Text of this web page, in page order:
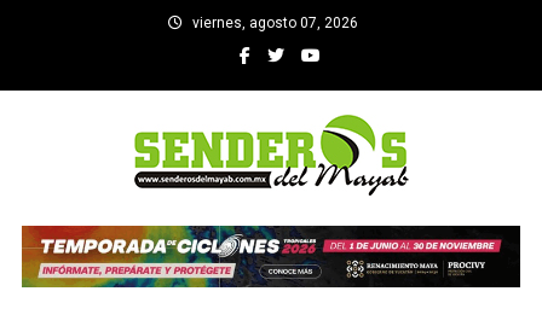
viernes, agosto 07, 2026
SENDEROS DEL MAYAB